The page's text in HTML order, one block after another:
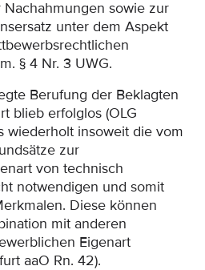
sowie zur
unter dem Aspekt
§ 4 Nr. 3 UWG.
Berufung der Beklagten
blieb erfolglos (OLG
wiederholt insoweit die vom
zur
von technisch
notwendigen und somit
Diese können
mit anderen
Eigenart
aaO Rn. 42).